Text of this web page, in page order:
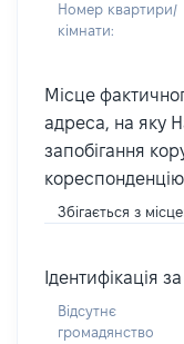
Номер квартири/
кімнати:
Місце
адреса, на яку
запобігання
Збігається з
Ідентифікація
Відсутнє
громадянство